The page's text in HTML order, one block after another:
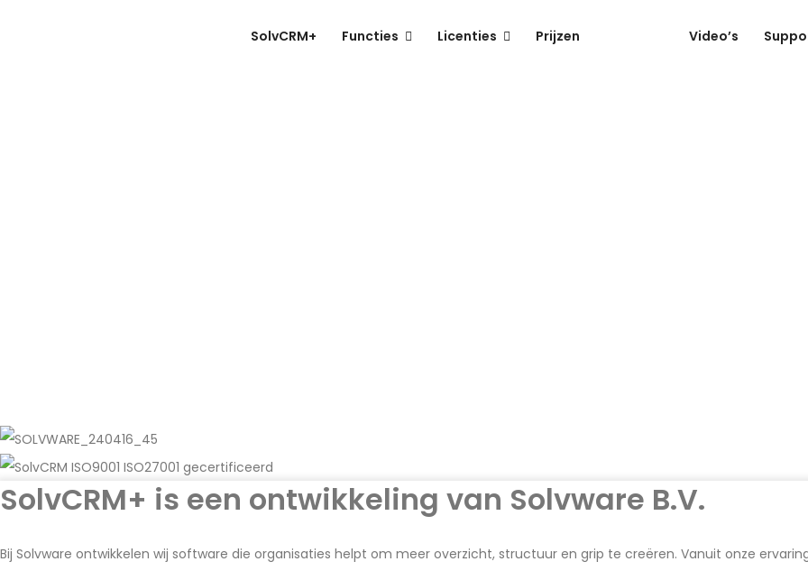
SolvCRM+ Functies Licenties Prijzen Video’s
SolvCRM+ is een ontwikkeling van Solvware B.V.
Bij Solvware ontwikkelen wij software die organisaties helpt om meer overzicht, structuur en grip te creëren. Vanuit onze